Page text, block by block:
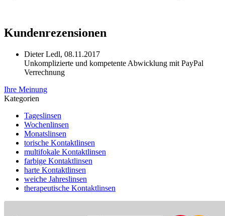
Kundenrezensionen
Dieter Ledl, 08.11.2017
Unkomplizierte und kompetente Abwicklung mit PayPal
Verrechnung
Ihre Meinung
Kategorien
Tageslinsen
Wochenlinsen
Monatslinsen
torische Kontaktlinsen
multifokale Kontaktlinsen
farbige Kontaktlinsen
harte Kontaktlinsen
weiche Jahreslinsen
therapeutische Kontaktlinsen